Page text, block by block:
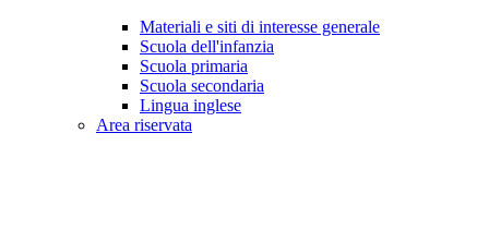
Materiali e siti di interesse generale
Scuola dell'infanzia
Scuola primaria
Scuola secondaria
Lingua inglese
Area riservata